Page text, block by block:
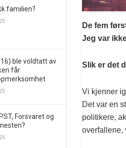
familien?
ble voldtatt av
får
Forsvaret og
De fem
Jeg var
Slik er det
Vi kjenner
Det var en
politikere,
overfallene,